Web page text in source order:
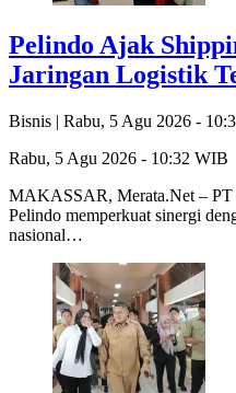
Pelindo Ajak
Jaringan Logistik
Bisnis | Rabu, 5 Agu 2026 -
Rabu, 5 Agu 2026 - 10:32 WIB
MAKASSAR, Merata.Net – PT
Pelindo memperkuat sinergi
nasional…